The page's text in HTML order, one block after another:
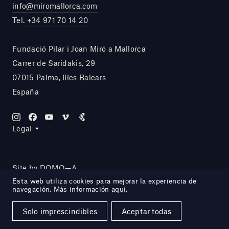
info@miromallorca.com
Tel. +34 971 70 14 20
Fundació Pilar i Joan Miró a Mallorca
Carrer de Saridakis, 29
07015 Palma, Illes Balears
España
Legal
Site by DOMO—A
Esta web utiliza cookies para mejorar la experiencia de
navegación. Más información aquí.
Solo imprescindibles Aceptar todas